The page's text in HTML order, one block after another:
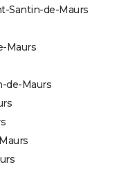
Santin-de-Maurs
Maurs
de-Maurs